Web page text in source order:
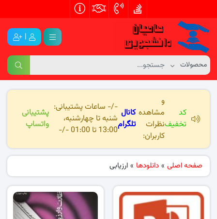
|
کد
تخفیف
و
مشاهده
نظرات
کاربران:
کانال
تلگرام
-/- ساعات پشتیبانی:
شنبه تا چهارشنبه،
13:00 تا 01:00 -/-
پشتیبانی
واتساپ
صفحه اصلی » دانلودها » ارزیابی